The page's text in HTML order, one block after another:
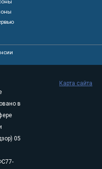
в
05
Карта сайта